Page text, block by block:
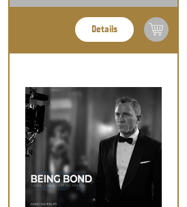
Details